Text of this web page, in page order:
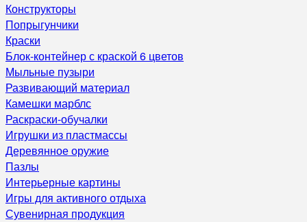
Конструкторы
Попрыгунчики
Краски
Блок-контейнер с краской 6 цветов
Мыльные пузыри
Развивающий материал
Камешки марблс
Раскраски-обучалки
Игрушки из пластмассы
Деревянное оружие
Пазлы
Интерьерные картины
Игры для активного отдыха
Сувенирная продукция